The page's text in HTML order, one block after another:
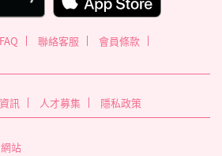
聯絡客服
會員條款
訊 人才募集 隱私政策
站